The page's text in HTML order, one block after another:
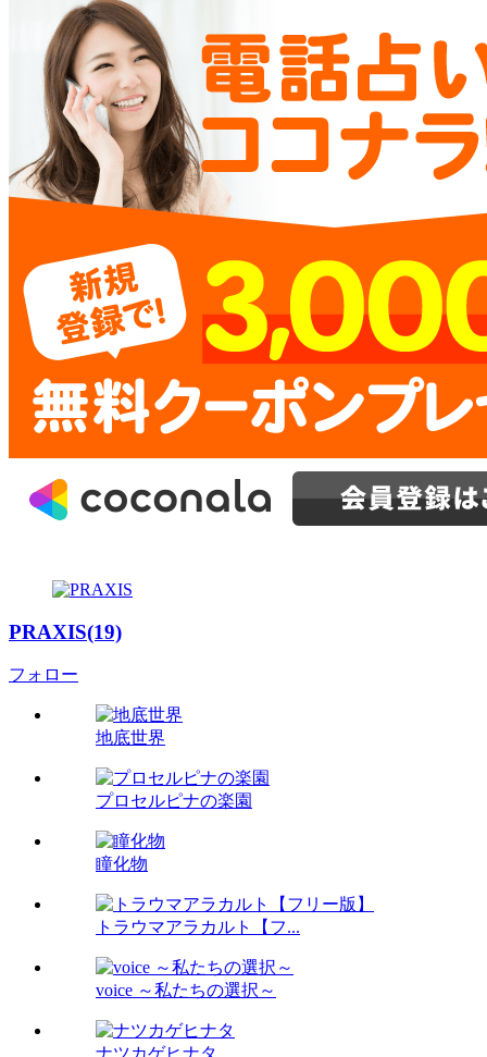
PRAXIS(19)
フォロー
地底世界
プロセルピナの楽園
瞳化物
トラウマアラカルト【フ...
voice ～私たちの選択～